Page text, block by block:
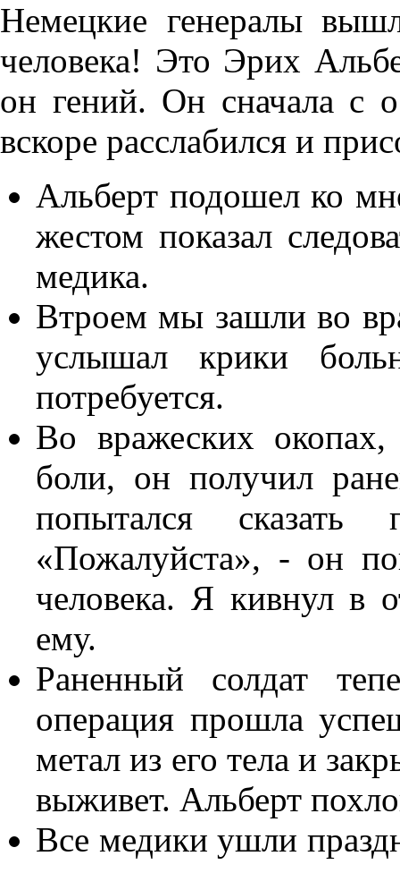
Немецкие генералы
человека! Это Эрих
он гений. Он сначала с
вскоре расслабился и
Альберт подошел ко
жестом показал
медика.
Втроем мы зашли во
услышал крики
потребуется.
Во вражеских
боли, он получил
попытался
«Пожалуйста», - он
человека. Я кивнул в
ему.
Раненный солдат
операция прошла
метал из его тела и
выживет. Альберт
Все медики ушли